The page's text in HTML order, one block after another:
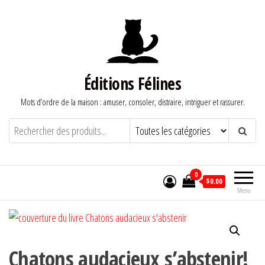
Éditions Félines
Mots d’ordre de la maison : amuser, consoler, distraire, intriguer et rassurer.
Menu
0
$0.00
Chatons audacieux s’abstenir!